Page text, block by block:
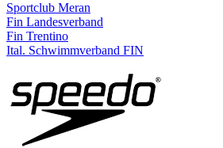
Sportclub Meran
Fin Landesverband
Fin Trentino
Ital. Schwimmverband FIN